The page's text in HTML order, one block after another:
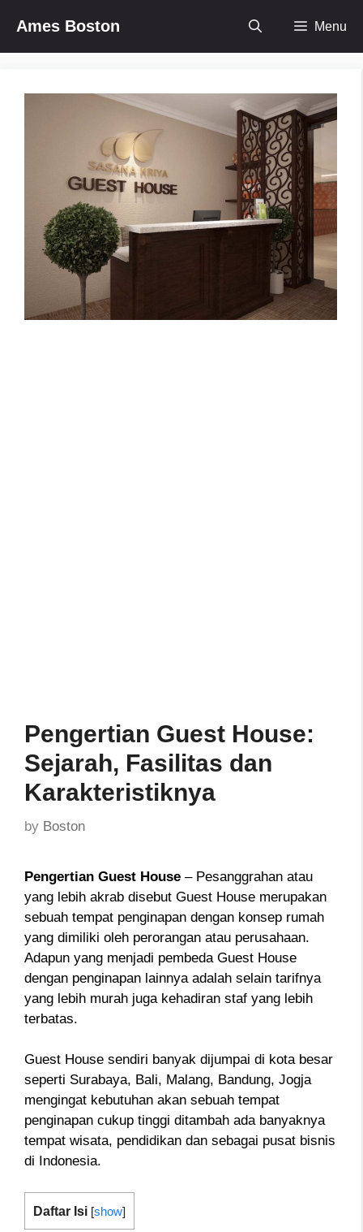
content
Ames Boston Menu
Pengertian Guest House:
Sejarah, Fasilitas dan
Karakteristiknya
by Boston
Pengertian Guest House – Pesanggrahan atau
yang lebih akrab disebut Guest House merupakan
sebuah tempat penginapan dengan konsep rumah
yang dimiliki oleh perorangan atau perusahaan.
Adapun yang menjadi pembeda Guest House
dengan penginapan lainnya adalah selain tarifnya
yang lebih murah juga kehadiran staf yang lebih
terbatas.
Guest House sendiri banyak dijumpai di kota besar
seperti Surabaya, Bali, Malang, Bandung, Jogja
mengingat kebutuhan akan sebuah tempat
penginapan cukup tinggi ditambah ada banyaknya
tempat wisata, pendidikan dan sebagai pusat bisnis
di Indonesia.
Daftar Isi [show]